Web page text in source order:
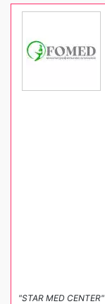
"STAR MED